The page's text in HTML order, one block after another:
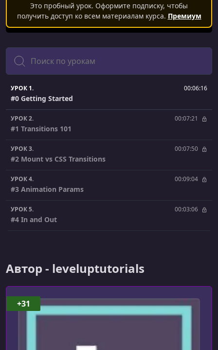
Это пробный урок. Оформите подписку, чтобы
получить доступ ко всем материалам курса. Премиум
Поиск
УРОК 1. 00:06:16
#0 Getting Started
УРОК 2. 00:07:21
#1 Transitions 101
УРОК 3. 00:07:50
#2 Mount vs CSS Transitions
УРОК 4. 00:09:04
#3 Animation Params
УРОК 5. 00:03:06
#4 In and Out
УРОК 7.
УРОК 8. 00:16:57
#7 Project 2 - Toast
Автор - leveluptutorials
+31